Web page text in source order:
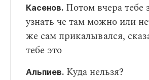
Касенов. Потом вчера тебе
узнать че там можно или
же сам прикалывался,
тебе это
Альпиев. Куда нельзя?